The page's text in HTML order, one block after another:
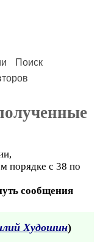
Поиск
порядке с 38 по
сообщения
Худошин)